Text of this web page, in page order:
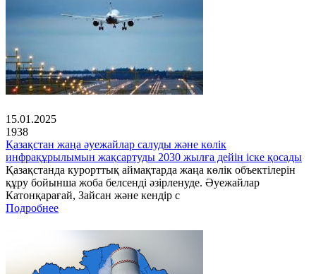
15.01.2025
1938
Қазақстан жаңа әуежайлар салуды және көлік
инфрақұрылымын жақсартуды 2030 жылға дейін іске қосады
Қазақстанда курорттық аймақтарда жаңа көлік объектілерін
құру бойынша жоба белсенді әзірленуде. Әуежайлар
Катонқарағай, Зайсан және кендір с
Подробнее